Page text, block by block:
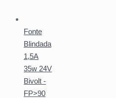
Fonte
Blindada
1,5A
35w 24V
Bivolt -
FP>90